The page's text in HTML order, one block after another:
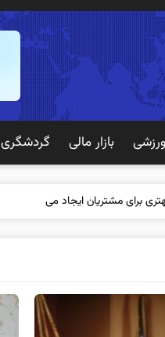
بازار مالی گردشگری
برای مشتریان ایجاد می‌کند؟